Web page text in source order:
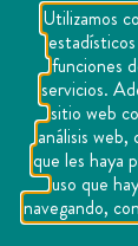
Utilizamos
funciones
servicios.
sitio web
análisis web,
que les haya
uso que
navegando,